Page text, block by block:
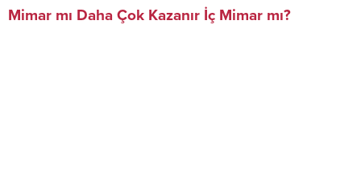
Mimar mı Daha Çok Kazanır İç Mimar mı?